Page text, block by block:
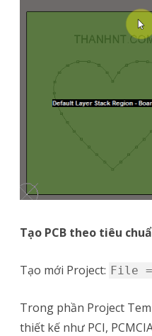
Tạo PCB theo tiêu
Tạo mới Project: File
Trong phần Project
thiết kế như PCI,